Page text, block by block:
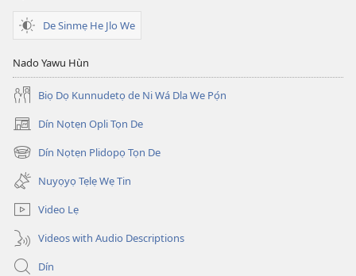
De Sinmẹ He Jlo We
Nado Yawu Hùn
Biọ Dọ Kunnudetọ de Ni Wá Dla We Pọ́n
Dín Nọtẹn Opli Tọn De
(opens
new
window)
Dín Nọtẹn Plidopọ Tọn De
(opens
new
window)
Nuyọyọ Tẹlẹ Wẹ Tin
Video Lẹ
Videos with Audio Descriptions
Dín